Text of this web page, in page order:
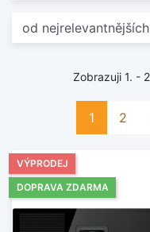
Zobrazuji 1. -
1 2
VÝPRODEJ
DOPRAVA ZDARMA